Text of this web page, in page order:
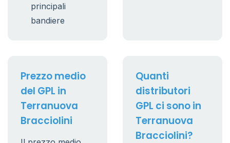
principali
bandiere
Prezzo medio
del GPL in
Terranuova
Bracciolini
Quanti
distributori
GPL ci sono in
Terranuova
Bracciolini?